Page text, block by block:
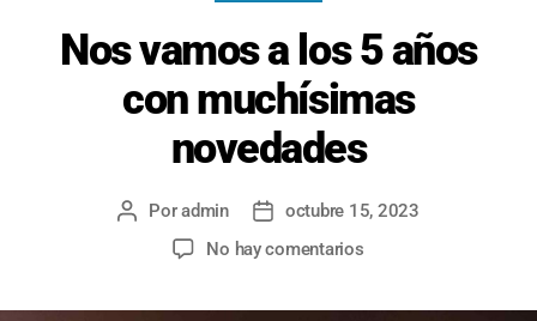
Nos vamos a los 5 años
con muchísimas
novedades
Autor
Poradmin
Fechaoctubre 15, 2023
No hay comentariosen